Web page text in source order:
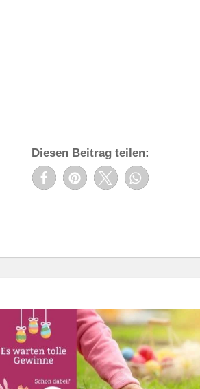
Diesen Beitrag teilen: